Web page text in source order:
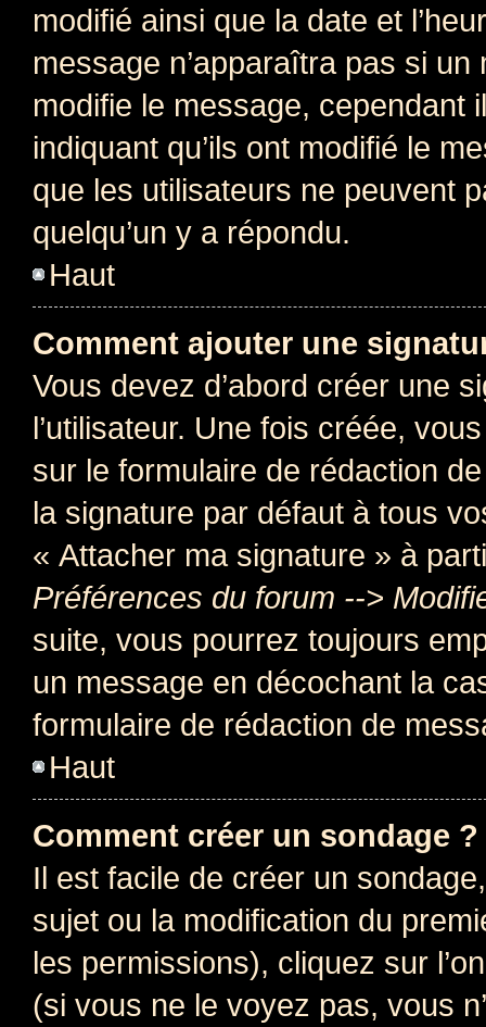
modifié ainsi que la date et
message n’apparaîtra pas si
modifie le message, cependant
indiquant qu’ils ont modifié le
que les utilisateurs ne peuvent
quelqu’un y a répondu.
Haut
Comment ajouter une
Vous devez d’abord créer une
l’utilisateur. Une fois créée,
sur le formulaire de rédaction
la signature par défaut à tous
« Attacher ma signature » à
Préférences du forum -->
suite, vous pourrez toujours
un message en décochant la
formulaire de rédaction de
Haut
Comment créer un sondage ?
Il est facile de créer un
sujet ou la modification du
les permissions), cliquez sur
(si vous ne le voyez pas, vous